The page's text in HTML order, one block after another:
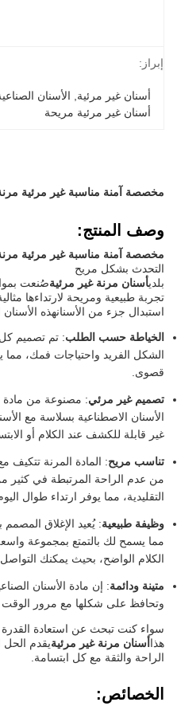
إبراز:
أسنان غير مرئية, الأسنان
أسنان غير مرئية مريحة
مخصصة آمنة مناسبة غير مرئية مرنة
وصف المنتج:
مخصصة آمنة مناسبة غير مرئية مرنة
التحدث بشكل مريح
بلديأسنان مرنة غير مرئيةصُنعت
تجربة طبيعية ومريحة لارتداءها
استبدال جزء من الأسنانهذه الأسنان
الخياطة حسب الطلب
الشكل الفريد واحتياجات فمك،
قصوى.
تصميم غير مرئي : مصنوعة من مادة
الأسنان الاصطناعية بسلاسة مع
غير قابلة للكشف عند الكلام أو
تناسب مريح: المادة المرنة تتكيف
من عدم الراحة المرتبطة في كثير
التقليدية، مما يوفر ارتداء طوال
وظيفة طبيعية: يُعيد الإغلاق المصمم
مما يسمح لك بالتمتع بمجموعة
الكلام الواضح، بحيث يمكنك التواصل
متينة ودائمة: إن مادة الأسنان
وتحافظ على شكلها مع مرور الوقت
سواء كنت تبحث عن استعادة
هذاأسنان مرنة غير مرئيةيقدم الحل
الراحة والثقة مع كل ابتسامة.
الخصائص: